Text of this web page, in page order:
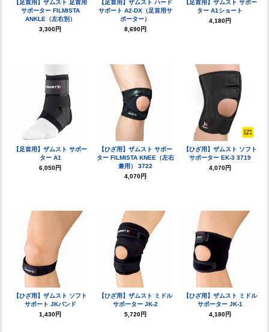
【足首用】ザムスト 足首用
サポーター FILMISTA
ANKLE（左右別）
3,300円
【足首用】ザムスト ハード
サポート A2-DX（足首用サ
ポーター）
8,690円
【足首用】ザムスト サポー
ター A1ショート
4,180円
【足首用】ザムスト サポー
ター A1
6,050円
【ひざ用】ザムスト サポー
ター FILMISTA KNEE（左右
兼用） 3722
4,070円
【ひざ用】ザムスト ソフト
サポーター EK-3 3719
4,070円
【ひざ用】ザムスト ソフト
サポート JKバンド
1,430円
【ひざ用】ザムスト ミドル
サポーター JK-2
5,720円
【ひざ用】ザムスト ミドル
サポーター JK-1
4,180円